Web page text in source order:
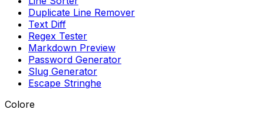
Duplicate Line Remover
Text Diff
Regex Tester
Markdown Preview
Password Generator
Slug Generator
Escape Stringhe
Colore